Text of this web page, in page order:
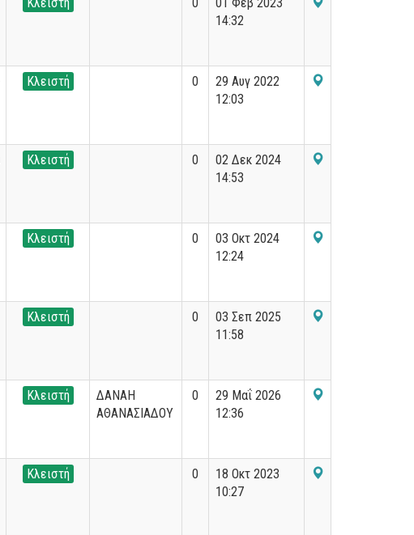
14:32
Κλειστή 0
29 Αυγ 2022
12:03
Κλειστή 0
02 Δεκ 2024
14:53
Κλειστή 0
03 Οκτ 2024
12:24
Κλειστή 0
03 Σεπ 2025
11:58
Κλειστή
ΔΑΝΑΗ
ΑΘΑΝΑΣΙΑΔΟΥ
0
29 Μαΐ 2026
12:36
Κλειστή 0
18 Οκτ 2023
10:27